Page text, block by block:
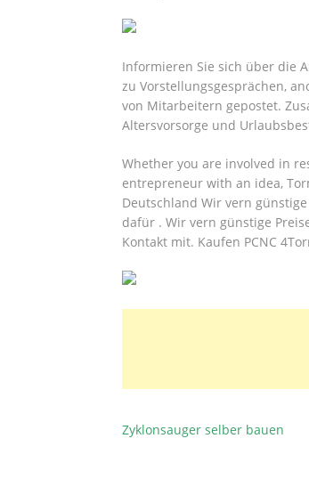
Informieren Sie sich über die
zu Vorstellungsgesprächen,
von Mitarbeitern gepostet.
Altersvorsorge und
Whether you are involved in
entrepreneur with an idea,
Deutschland Wir vern
dafür . Wir vern günstige
Kontakt mit. Kaufen PCNC
BEITRAGSNAVIGATION
Zyklonsauger selber bauen